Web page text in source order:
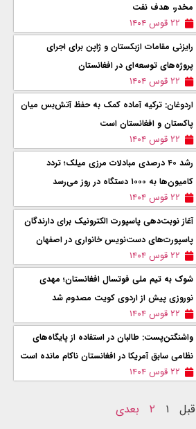
مخدر، هدف نفت
۲۲ قوس ۱۴۰۴
رایزنی مقامات ازبکستان و ژاپن برای اجرای
پروژه‌های توسعه‌ای در افغانستان
۲۲ قوس ۱۴۰۴
اردوغان: ترکیه آماده کمک به حفظ آتش‌بس میان
پاکستان و افغانستان است
۲۲ قوس ۱۴۰۴
رشد ۴۰ درصدی مبادلات مرزی میلک؛ تردد
کامیون‌ها به ۱۰۰۰ دستگاه در روز می‌رسد
۲۲ قوس ۱۴۰۴
آغاز نوبت‌دهی پاسپورت الکترونیک برای دارندگان
پاسپورت‌های دست‌نویس خانواری در اصفهان
۲۲ قوس ۱۴۰۴
شوک به تیم ملی فوتسال افغانستان؛ مهدی
نوروزی پیش از اردوی کویت مصدوم شد
۲۲ قوس ۱۴۰۴
واشنگتن‌پست: طالبان در استفاده از پایگاه‌های
نظامی سابق آمریکا در افغانستان ناکام مانده است
۲۲ قوس ۱۴۰۴
قبل ۱ ۲ بعدی